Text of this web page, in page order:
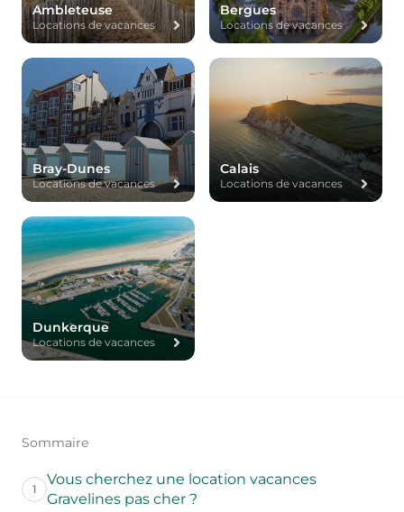
Ambleteuse
Locations de vacances
Bergues
Locations de vacances
Bray-Dunes
Locations de vacances
Calais
Locations de vacances
Dunkerque
Locations de vacances
Sommaire
1
Vous cherchez une location vacances
Gravelines pas cher ?